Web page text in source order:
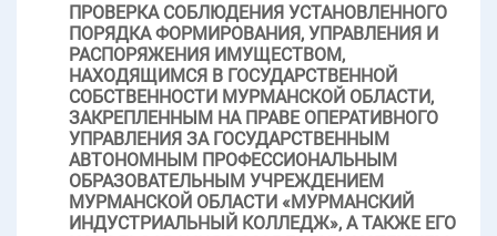
ПРОВЕРКА СОБЛЮДЕНИЯ УСТАНОВЛЕННОГО
ПОРЯДКА ФОРМИРОВАНИЯ, УПРАВЛЕНИЯ И
РАСПОРЯЖЕНИЯ ИМУЩЕСТВОМ,
НАХОДЯЩИМСЯ В ГОСУДАРСТВЕННОЙ
СОБСТВЕННОСТИ МУРМАНСКОЙ ОБЛАСТИ,
ЗАКРЕПЛЕННЫМ НА ПРАВЕ ОПЕРАТИВНОГО
УПРАВЛЕНИЯ ЗА ГОСУДАРСТВЕННЫМ
АВТОНОМНЫМ ПРОФЕССИОНАЛЬНЫМ
ОБРАЗОВАТЕЛЬНЫМ УЧРЕЖДЕНИЕМ
МУРМАНСКОЙ ОБЛАСТИ «МУРМАНСКИЙ
ИНДУСТРИАЛЬНЫЙ КОЛЛЕДЖ», А ТАКЖЕ ЕГО